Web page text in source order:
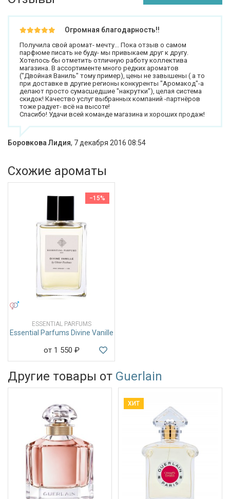
Огромная благодарность!!
Получила свой аромат- мечту... Пока отзыв о самом
парфюме писать не буду- мы привыкаем друг к другу.
Хотелось бы отметить отличную работу коллектива
магазина. В ассортименте много редких ароматов
("Двойная Ваниль" тому пример), цены не завышены ( а то
при доставке в другие регионы конкуренты "Аромакод"-а
делают просто сумасшедшие "накрутки"), целая система
скидок! Качество услуг выбранных компаний -партнёров
тоже радует- всё на высоте!
Спасибо! Удачи всей команде магазина и хороших продаж!
Боровкова Лидия, 7 декабря 2016 08:54
Схожие ароматы
−15%
ESSENTIAL PARFUMS
Essential Parfums Divine Vanille
от 1 550 ₽
Другие товары от Guerlain
ХИТ